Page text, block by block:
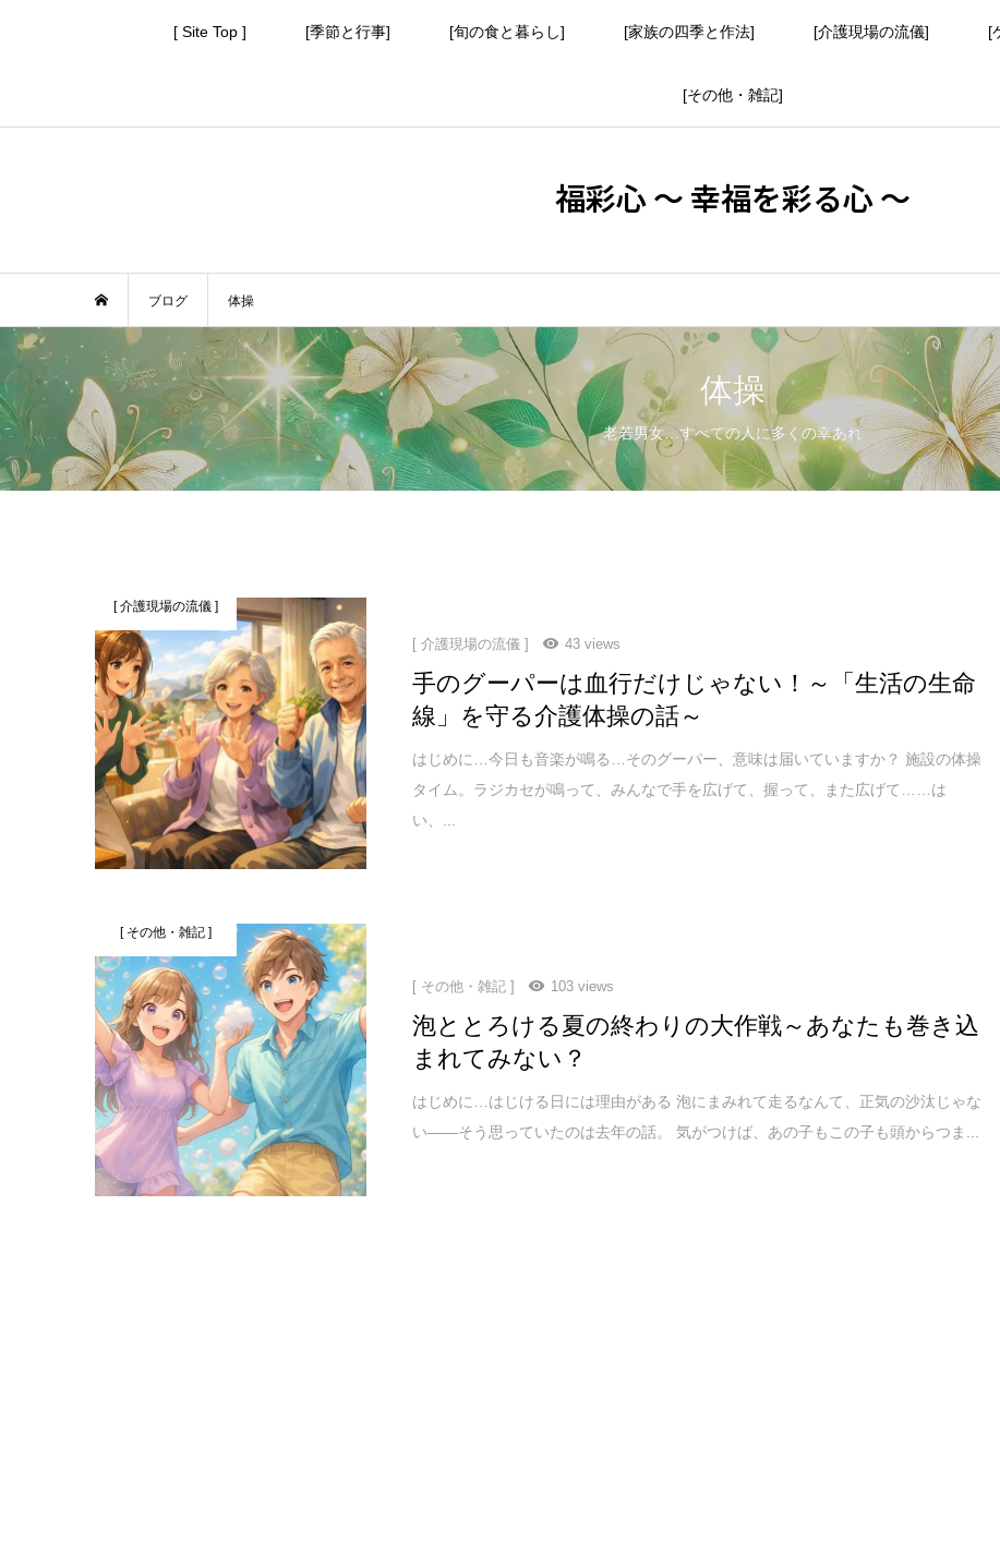
[ Site Top ] [季節と行事] [旬の食と暮らし] [家族の四季と作法] [介護現場の流儀] [
[その他・雑記]
福彩心 ～ 幸福を彩る心 ～
ブログ 体操
体操
老若男女…すべての人に多くの幸あれ
[ 介護現場の流儀 ]
[ 介護現場の流儀 ] 43 views
手のグーパーは血行だけじゃない！～「生活の生命
線」を守る介護体操の話～
はじめに…今日も音楽が鳴る…そのグーパー、意味は届いていますか？ 施設の体操
タイム。ラジカセが鳴って、みんなで手を広げて、握って、また広げて……は
い、...
[ その他・雑記 ]
[ その他・雑記 ] 103 views
泡ととろける夏の終わりの大作戦～あなたも巻き込
まれてみない？
はじめに…はじける日には理由がある 泡にまみれて走るなんて、正気の沙汰じゃな
い――そう思っていたのは去年の話。 気がつけば、あの子もこの子も頭からつま...